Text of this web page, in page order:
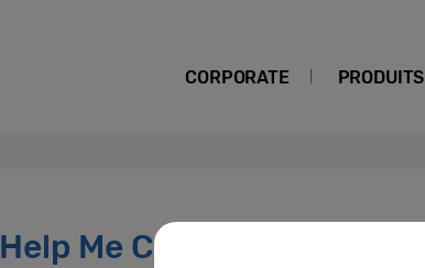
CORPORATE PRODUITS
Help Me Choose